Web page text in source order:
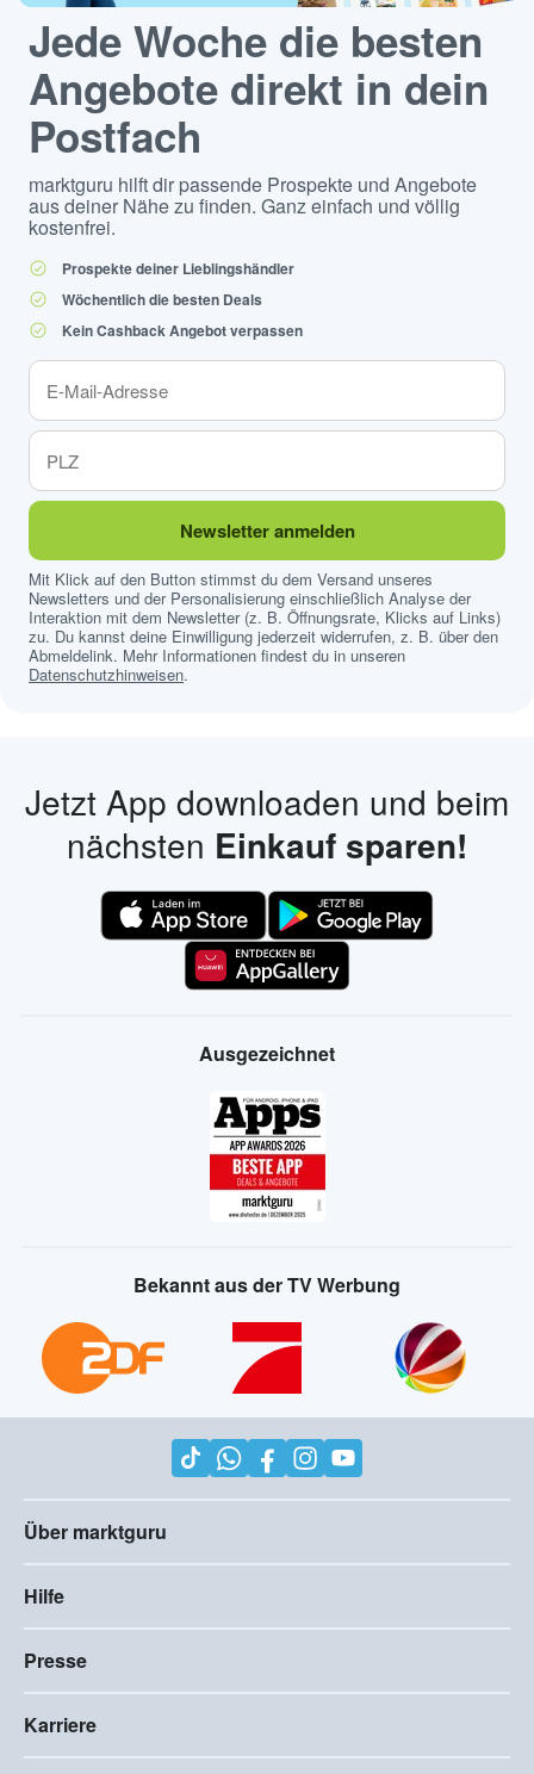
Jede Woche die besten
Angebote direkt in dein
Postfach
marktguru hilft dir passende Prospekte und Angebote
aus deiner Nähe zu finden. Ganz einfach und völlig
kostenfrei.
Prospekte deiner Lieblingshändler
Wöchentlich die besten Deals
Kein Cashback Angebot verpassen
Newsletter anmelden
Mit Klick auf den Button stimmst du dem Versand unseres
Newsletters und der Personalisierung einschließlich Analyse der
Interaktion mit dem Newsletter (z. B. Öffnungsrate, Klicks auf Links)
zu. Du kannst deine Einwilligung jederzeit widerrufen, z. B. über den
Abmeldelink. Mehr Informationen findest du in unseren
Datenschutzhinweisen.
Jetzt App downloaden und beim
nächsten Einkauf sparen!
Ausgezeichnet
Bekannt aus der TV Werbung
Über marktguru
Hilfe
Presse
Karriere